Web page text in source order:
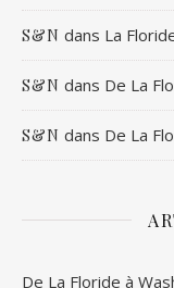
S&N dans La
S&N dans De La
S&N dans De La
De La Floride à